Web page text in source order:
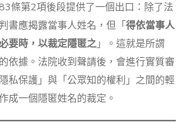
條第2項後段提供了一個出口：除了法
書應揭露當事人姓名，但「得依當事人
要時，以裁定隱匿之」。這就是所謂
依據。法院收到聲請後，會進行實質審
私保護」與「公眾知的權利」之間的輕
成一個隱匿姓名的裁定。